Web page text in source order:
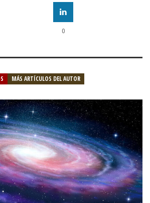
0
MÁS ARTÍCULOS DEL AUTOR